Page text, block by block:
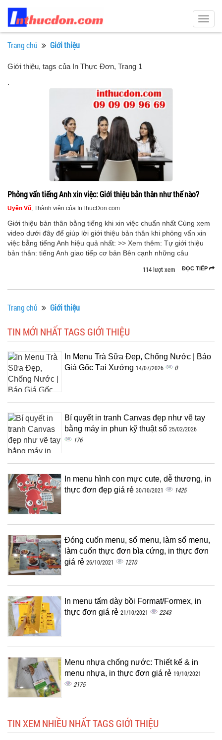
Trang chủ Giới thiệu
Giới thiệu, tags của In Thực Đơn, Trang 1
.
Phỏng vấn tiếng Anh xin việc: Giới thiệu bản thân như thế nào?
Uyên Vũ, Thành viên của InThucDon.com
Giới thiệu bản thân bằng tiếng khi xin việc chuẩn nhất Cùng xem
video dưới đây để giúp lời giới thiệu bản thân khi phỏng vấn xin
việc bằng tiếng Anh hiệu quả nhất: >> Xem thêm: Tự giới thiệu
bản thân: tiếng Anh giao tiếp cơ bản Bên cạnh những câu
ĐỌC TIẾP
114 lượt xem
Trang chủ Giới thiệu
TIN MỚI NHẤT TAGS GIỚI THIỆU
In Menu Trà Sữa Đẹp, Chống Nước | Báo
Giá Gốc Tại Xưởng 14/07/2026 0
Bí quyết in tranh Canvas đẹp như vẽ tay
bằng máy in phun kỹ thuật số 25/02/2026
176
In menu hình con mực cute, dễ thương, in
thực đơn đẹp giá rẻ 30/10/2021 1425
Đóng cuốn menu, sổ menu, làm sổ menu,
làm cuốn thực đơn bìa cứng, in thực đơn
giá rẻ 26/10/2021 1210
In menu tấm dày bồi Format/Formex, in
thực đơn giá rẻ 21/10/2021 2243
Menu nhựa chống nước: Thiết kế & in
menu nhựa, in thực đơn giá rẻ 19/10/2021
2175
TIN XEM NHIỀU NHẤT TAGS GIỚI THIỆU